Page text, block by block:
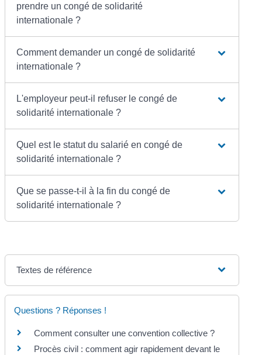
prendre un congé de solidarité
internationale ?
Comment demander un congé de solidarité
internationale ?
L'employeur peut-il refuser le congé de
solidarité internationale ?
Quel est le statut du salarié en congé de
solidarité internationale ?
Que se passe-t-il à la fin du congé de
solidarité internationale ?
Textes de référence
Questions ? Réponses !
Comment consulter une convention collective ?
Procès civil : comment agir rapidement devant le